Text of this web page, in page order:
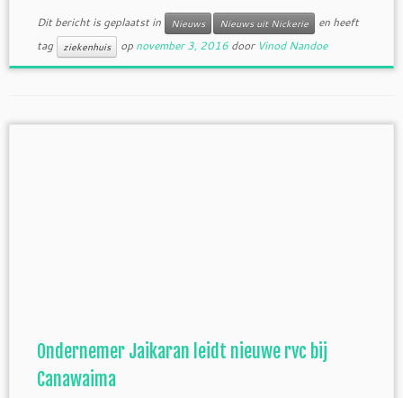
Dit bericht is geplaatst in Nieuws Nieuws uit Nickerie
en heeft
tag
ziekenhuis op november 3, 2016 door Vinod Nandoe
Ondernemer Jaikaran leidt nieuwe rvc bij
Canawaima